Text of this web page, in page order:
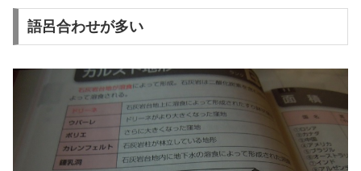
語呂合わせが多い